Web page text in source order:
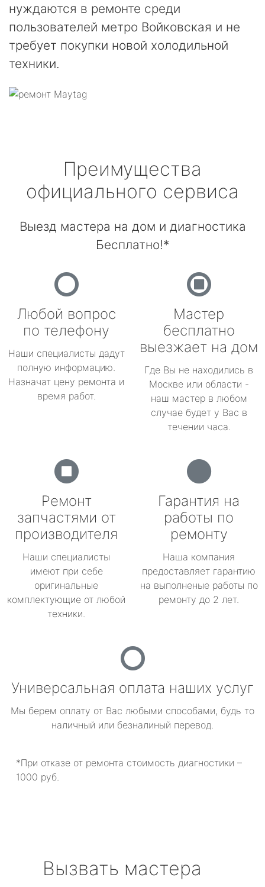
нуждаются в ремонте среди
пользователей метро Войковская и не
требует покупки новой холодильной
техники.
Преимущества
официального сервиса
Выезд мастера на дом и диагностика
Бесплатно!*
Любой вопрос
по телефону
Наши специалисты дадут
полную информацию.
Назначат цену ремонта и
время работ.
Мастер
бесплатно
выезжает на дом
Где Вы не находились в
Москве или области -
наш мастер в любом
случае будет у Вас в
течении часа.
Ремонт
запчастями от
производителя
Наши специалисты
имеют при себе
оригинальные
комплектующие от любой
техники.
Гарантия на
работы по
ремонту
Наша компания
предоставляет гарантию
на выполненые работы по
ремонту до 2 лет.
Универсальная оплата наших услуг
Мы берем оплату от Вас любыми способами, будь то
наличный или безналиный перевод.
*При отказе от ремонта стоимость диагностики –
1000 руб.
Вызвать мастера